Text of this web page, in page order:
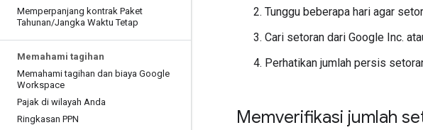
Memperpanjang kontrak Paket
Tahunan/Jangka Waktu Tetap
Memahami tagihan
Memahami tagihan dan biaya Google
Workspace
Pajak di wilayah Anda
Ringkasan PPN
Tunggu beberapa hari agar
Cari setoran dari Google Inc.
Perhatikan jumlah persis
Memverifikasi jumlah